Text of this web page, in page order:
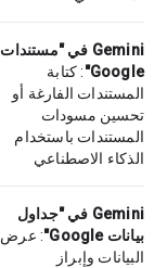
Gemini في "مستندات
Google" : كتابة
المستندات الفارغة أو
تحسين مسودات
المستندات باستخدام
الذكاء الاصطناعي
Gemini في "جداول
بيانات Google"
: عرض
البيانات وإبراز